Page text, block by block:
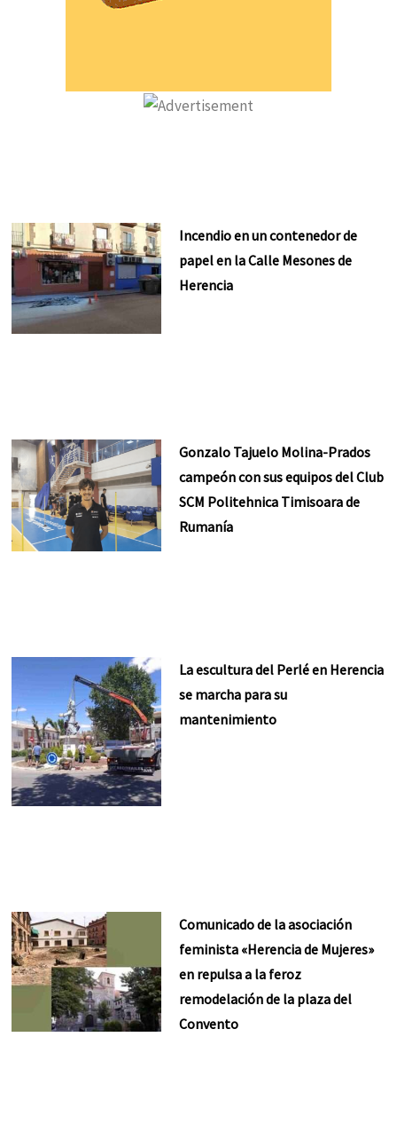
Incendio en un contenedor de
papel en la Calle Mesones de
Herencia
Gonzalo Tajuelo Molina-Prados
campeón con sus equipos del Club
SCM Politehnica Timisoara de
Rumanía
La escultura del Perlé en Herencia
se marcha para su
mantenimiento
Comunicado de la asociación
feminista «Herencia de Mujeres»
en repulsa a la feroz
remodelación de la plaza del
Convento